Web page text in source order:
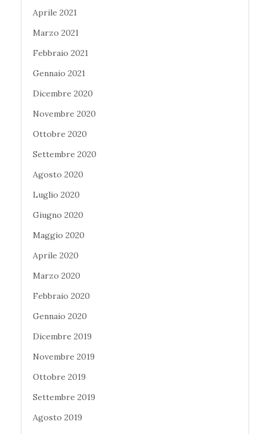
Aprile 2021
Marzo 2021
Febbraio 2021
Gennaio 2021
Dicembre 2020
Novembre 2020
Ottobre 2020
Settembre 2020
Agosto 2020
Luglio 2020
Giugno 2020
Maggio 2020
Aprile 2020
Marzo 2020
Febbraio 2020
Gennaio 2020
Dicembre 2019
Novembre 2019
Ottobre 2019
Settembre 2019
Agosto 2019